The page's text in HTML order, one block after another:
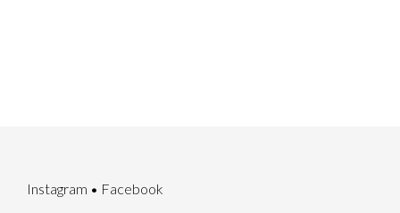
Instagram • Facebook